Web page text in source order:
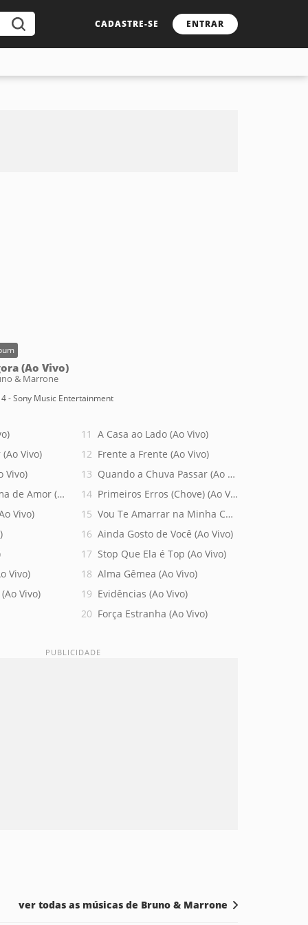
CADASTRE-SE ENTRAR
(Ao Vivo)
& Marrone
- Sony Music Entertainment
Vivo)
Vivo)
de Amor (Ao Vivo)
Vivo)
Vivo)
Vivo)
A Casa ao Lado (Ao Vivo)
Frente a Frente (Ao Vivo)
Quando a Chuva Passar (Ao Vivo)
Primeiros Erros (Chove) (Ao Vivo)
Vou Te Amarrar na Minha Cama (Ao Vivo)
Ainda Gosto de Você (Ao Vivo)
Stop Que Ela é Top (Ao Vivo)
Alma Gêmea (Ao Vivo)
Evidências (Ao Vivo)
Força Estranha (Ao Vivo)
ver todas as músicas de Bruno & Marrone